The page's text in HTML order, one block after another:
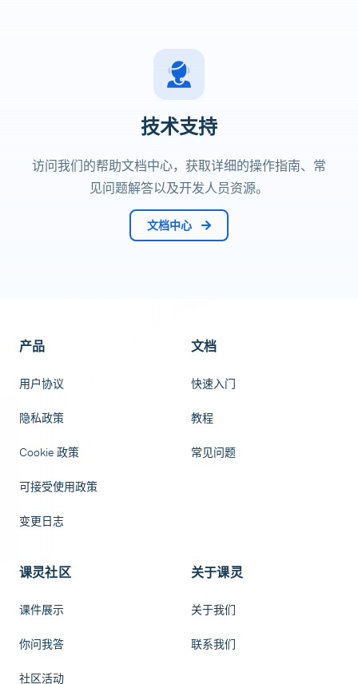
技术支持
访问我们的帮助文档中心，获取详细的操作指南、常
见问题解答以及开发人员资源。
文档中心
产品
用户协议
隐私政策
Cookie 政策
可接受使用政策
变更日志
文档
快速入门
教程
常见问题
课灵社区
课件展示
你问我答
社区活动
关于课灵
关于我们
联系我们